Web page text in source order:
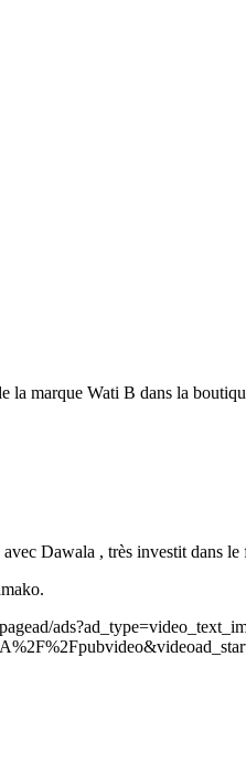
la marque Wati B dans la
Dawala , très investit dans